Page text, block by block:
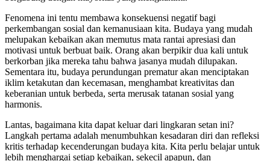
Fenomena ini tentu membawa konsekuensi negatif bagi
perkembangan sosial dan kemanusiaan kita. Budaya yang mudah
melupakan kebaikan akan memutus mata rantai apresiasi dan
motivasi untuk berbuat baik. Orang akan berpikir dua kali untuk
berkorban jika mereka tahu bahwa jasanya mudah dilupakan.
Sementara itu, budaya perundungan prematur akan menciptakan
iklim ketakutan dan kecemasan, menghambat kreativitas dan
keberanian untuk berbeda, serta merusak tatanan sosial yang
harmonis.
Lantas, bagaimana kita dapat keluar dari lingkaran setan ini?
Langkah pertama adalah menumbuhkan kesadaran diri dan refleksi
kritis terhadap kecenderungan budaya kita. Kita perlu belajar untuk
lebih menghargai setiap kebaikan, sekecil apapun, dan